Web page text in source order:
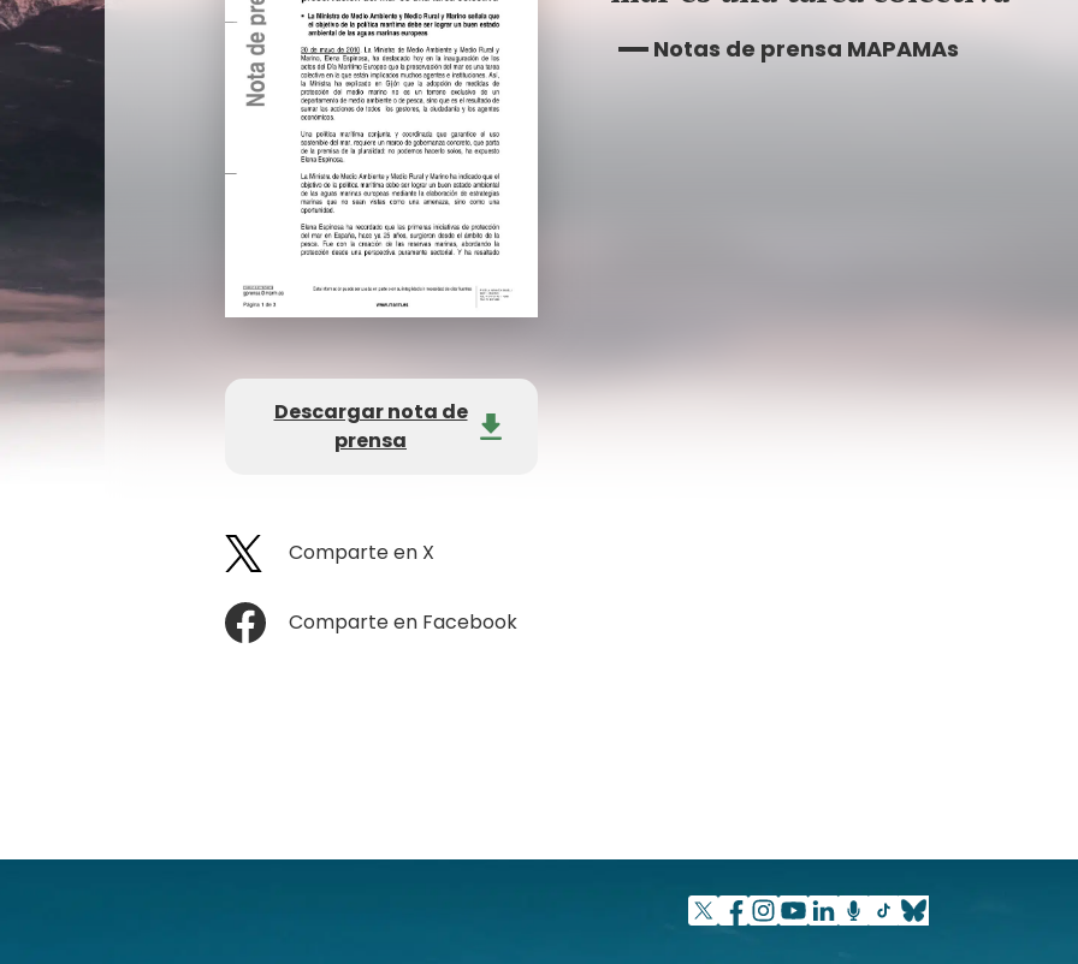
Descargar nota de
prensa
Comparte en X
Comparte en Facebook
Notas de prensa MAPAMAs